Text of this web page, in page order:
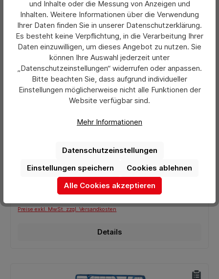
Durchschnittliche Bewertung von 0 von 5 Sternen
Fetra Paketwagen 3 Wände Doppelflügeltür
665,12 €*
Preise exkl. MwSt. zzgl. Versandkosten
Details
und Inhalte oder die Messung von Anzeigen und
Inhalten. Weitere Informationen über die Verwendung
Ihrer Daten finden Sie in unserer Datenschutzerklärung.
Es besteht keine Verpflichtung, in die Verarbeitung Ihrer
Daten einzuwilligen, um dieses Angebot zu nutzen. Sie
können Ihre Auswahl jederzeit unter
„Datenschutzeinstellungen“ widerrufen oder anpassen.
Bitte beachten Sie, dass aufgrund individueller
Einstellungen möglicherweise nicht alle Funktionen der
Website verfügbar sind.
Mehr Informationen
Datenschutzeinstellungen
Cookies ablehnen
Einstellungen speichern
Alle Cookies akzeptieren